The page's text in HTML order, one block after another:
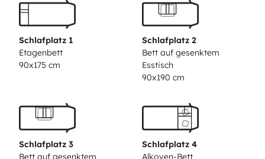
ciascuna, che ti consentono anche di scaldare l’
ambiente per l’uso nella stagione invernale o più
fredda.
➡️Sono presenti le zanzariere su tutti gli oblò e porta
➡️Maxi tendalino esterno per godervi il vostro luogo di
vacanza in totale relax al riparo dal sole
➡️Smart TV orientabile, con l’antenna.
Schlafplatz 1
Etagenbett
90x175 cm
Schlafplatz 2
Bett auf gesenktem
Esstisch
90x190 cm
Schlafplatz 3
Bett auf gesenktem
Schlafplatz 4
Alkoven-Bett